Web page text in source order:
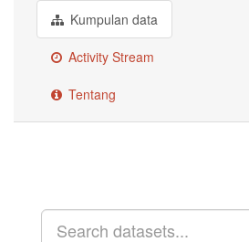
Kumpulan data
Activity Stream
Tentang